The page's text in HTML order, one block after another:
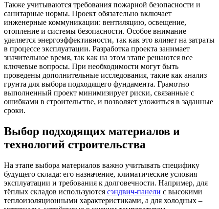
Также учитываются требования пожарной безопасности и
санитарные нормы. Проект обязательно включает
инженерные коммуникации: вентиляцию, освещение,
отопление и системы безопасности. Особое внимание
уделяется энергоэффективности, так как это влияет на затраты
в процессе эксплуатации. Разработка проекта занимает
значительное время, так как на этом этапе решаются все
ключевые вопросы. При необходимости могут быть
проведены дополнительные исследования, такие как анализ
грунта для выбора подходящего фундамента. Грамотно
выполненный проект минимизирует риски, связанные с
ошибками в строительстве, и позволяет уложиться в заданные
сроки.
Выбор подходящих материалов и
технологий строительства
На этапе выбора материалов важно учитывать специфику
будущего склада: его назначение, климатические условия
эксплуатации и требования к долговечности. Например, для
тёплых складов используются сэндвич-панели с высокими
теплоизоляционными характеристиками, а для холодных –